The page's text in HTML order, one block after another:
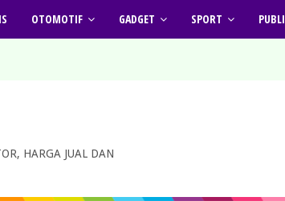
OTOMOTIF GADGET SPORT
HARGA JUAL DAN